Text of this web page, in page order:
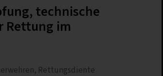
technische
Rettung im
Rettungsdiente